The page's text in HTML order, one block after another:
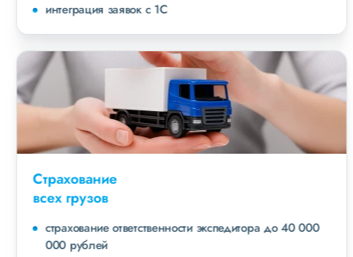
интеграция заявок с 1С
Страхование
всех грузов
страхование ответственности экспедитора до 40 000
000 рублей